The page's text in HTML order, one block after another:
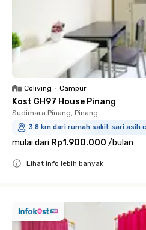
Coliving • Campur
Kost GH97 House Pinang
Sudimara Pinang, Pinang
3.8 km dari rumah sakit sari asih
mulai dari Rp1.900.000 /bulan
Lihat info lebih banyak